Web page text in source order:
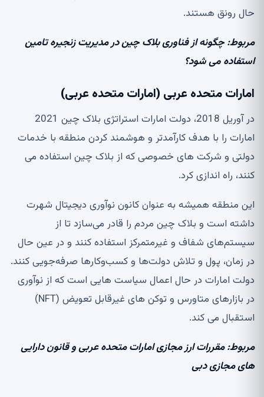
حال رونق هستند.
مربوط:چگونه از فناوری بلاک چین در مدیریت زنجیره تامین
استفاده می شود؟
امارات متحده عربی (امارات متحده عربی)
در آوریل 2018، دولت امارات استراتژی بلاک چین 2021
امارات را با هدف کارآمدتر و هوشمند کردن منطقه با خدمات
دولتی و شرکت های خصوصی که از بلاک چین استفاده می
کنند، راه اندازی کرد.
این منطقه همیشه به عنوان کانون نوآوری دیجیتال شهرت
داشته است و بلاک چین مردم را قادر می‌سازد تا از
سیستم‌های شفاف و غیرمتمرکز استفاده کنند و در عین حال
در زمان، پول و تلاش دولت‌ها و کسب‌وکارها صرفه‌جویی کنند.
دولت امارات در حال اعمال سیاست هایی است که از نوآوری
در بازارهای متاورس و توکن های غیرقابل تعویض (NFT)
استقبال می کند.
مربوط:مقررات ارز مجازی امارات متحده عربی و قانون دارایی
های مجازی دبی